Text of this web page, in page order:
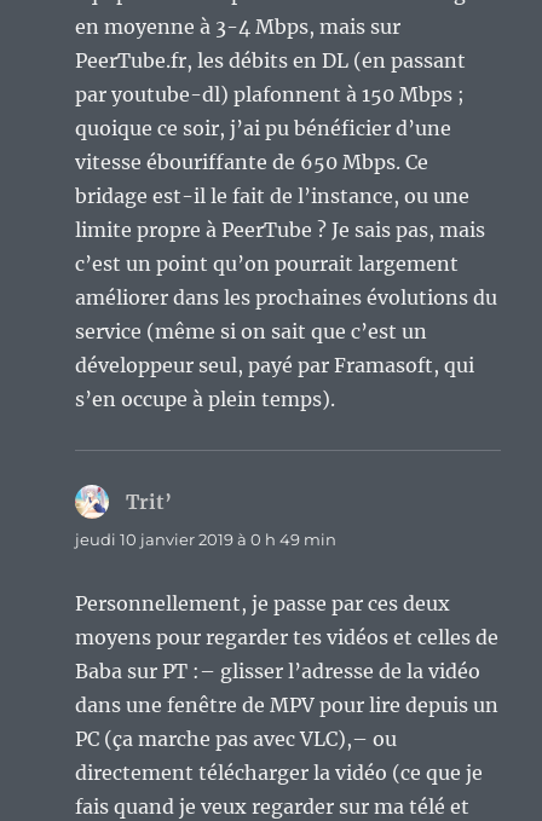
en moyenne à 3-4 Mbps, mais sur
PeerTube.fr, les débits en DL (en passant
par youtube-dl) plafonnent à 150 Mbps ;
quoique ce soir, j’ai pu bénéficier d’une
vitesse ébouriffante de 650 Mbps. Ce
bridage est-il le fait de l’instance, ou une
limite propre à PeerTube ? Je sais pas, mais
c’est un point qu’on pourrait largement
améliorer dans les prochaines évolutions du
service (même si on sait que c’est un
développeur seul, payé par Framasoft, qui
s’en occupe à plein temps).
Trit’
jeudi 10 janvier 2019 à 0 h 49 min
Personnellement, je passe par ces deux
moyens pour regarder tes vidéos et celles de
Baba sur PT :– glisser l’adresse de la vidéo
dans une fenêtre de MPV pour lire depuis un
PC (ça marche pas avec VLC),– ou
directement télécharger la vidéo (ce que je
fais quand je veux regarder sur ma télé et